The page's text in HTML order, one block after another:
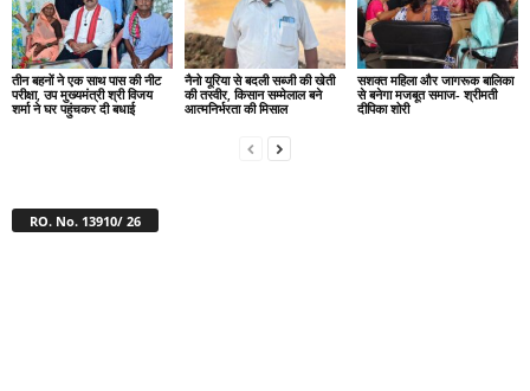
तीन बहनों ने एक साथ पास की नीट
परीक्षा, उप मुख्यमंत्री श्री विजय
शर्मा ने घर पहुंचकर दी बधाई
नैनो यूरिया से बदली सब्जी की खेती
की तस्वीर, किसान सम्मेलाल बने
आत्मनिर्भरता की मिसाल
सशक्त महिला और जागरूक बालिका
से बनेगा मजबूत समाज- श्रीमती
दीपिका शोरी
RO. No. 13910/ 26